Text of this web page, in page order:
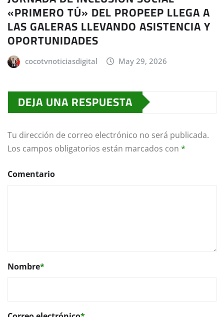
«PRIMERO TÚ» DEL PROPEEP LLEGA A
LAS GALERAS LLEVANDO ASISTENCIA Y
OPORTUNIDADES
cocotvnoticiasdigital May 29, 2026
DEJA UNA RESPUESTA
Tu dirección de correo electrónico no será publicada.
Los campos obligatorios están marcados con *
Comentario
Nombre*